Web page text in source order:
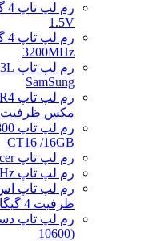
1.5V
3200MHz
SamSung
مکس ظرفیت 8 گیگابایت
CT16 /16GB
رم لپ تاپ Ram 4G DDR4 2666 Apacer
رم لپ تاپ SAMSUNG 8GB DDR4 2666MHz
ظرفیت 4 گیگابایت
10600)